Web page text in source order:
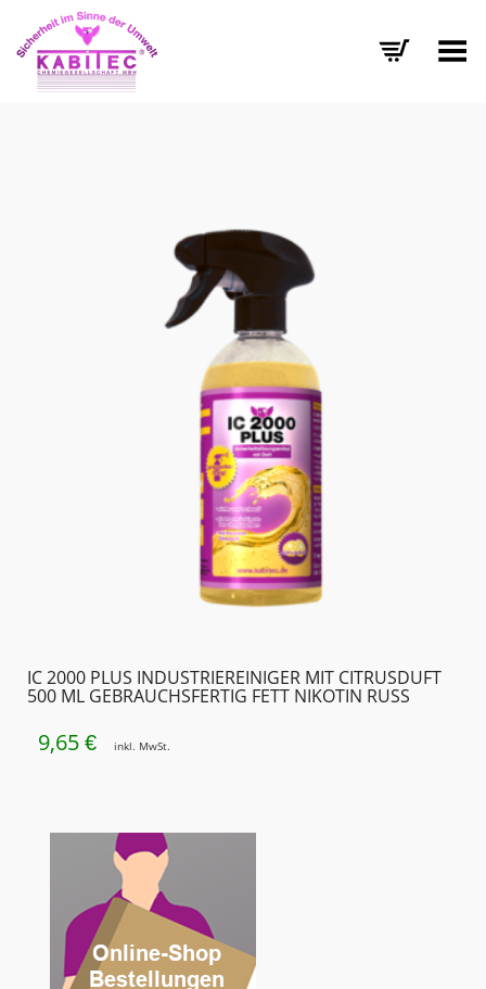
Menü umschalten
IC 2000 PLUS INDUSTRIEREINIGER MIT CITRUSDUFT
500 ML GEBRAUCHSFERTIG FETT NIKOTIN RUSS
9,65 € inkl. MwSt.